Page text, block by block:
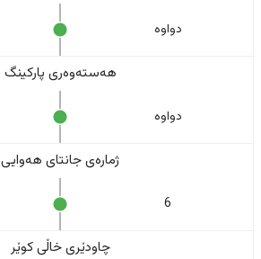
دواوە
هەستەوەری پارکینگ
دواوە
ژمارەی جانتای هەوایی
6
چاودێری خاڵی کوێر